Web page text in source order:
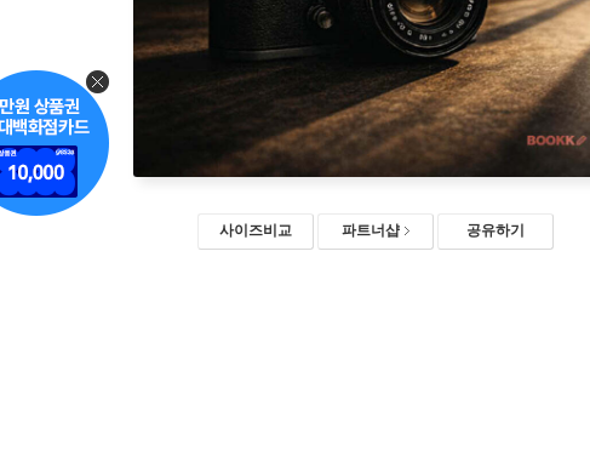
사이즈비교 파트너샵 공유하기